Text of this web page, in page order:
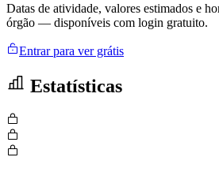
Datas de atividade, valores estimados e
órgão — disponíveis com login gratuito.
Entrar para ver grátis
Estatísticas